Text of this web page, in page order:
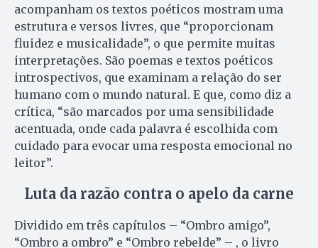
acompanham os textos poéticos mostram uma
estrutura e versos livres, que “proporcionam
fluidez e musicalidade”, o que permite muitas
interpretações. São poemas e textos poéticos
introspectivos, que examinam a relação do ser
humano com o mundo natural. E que, como diz a
crítica, “são marcados por uma sensibilidade
acentuada, onde cada palavra é escolhida com
cuidado para evocar uma resposta emocional no
leitor”.
Luta da razão contra o apelo da carne
Dividido em três capítulos – “Ombro amigo”,
“Ombro a ombro” e “Ombro rebelde” – , o livro